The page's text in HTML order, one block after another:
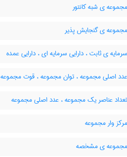
ی شبه کانتور
ی گنجایش پذیر
ی ثابت ، دارایی سرمایه ای ، دارایی عمده
اصلی مجموعه ، توان مجموعه ، قوت مجموعه
عناصر یک مجموعه ، عدد اصلی مجموعه
وار مجموعه
ی مشخصه